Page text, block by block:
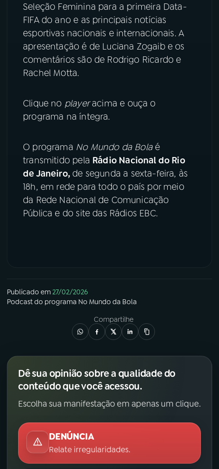
YouTube Facebook
Instagram X
TikTok
Seleção Feminina para a primeira Data-
FIFA do ano e as principais notícias
esportivas nacionais e internacionais. A
apresentação é de Luciana Zogaib e os
comentários são de Rodrigo Ricardo e
Rachel Motta.
Clique no playeracima e ouça o
programa na íntegra.
O programa No Mundo da Bolaé
transmitido pela Rádio Nacional do Rio
de Janeiro,de segunda a sexta-feira, às
18h, em rede para todo o país por meio
da Rede Nacional de Comunicação
Pública e do site das Rádios EBC.
Publicado em27/02/2026
Podcastdo programa No Mundo da Bola
Compartilhe
Dê sua opinião sobre a qualidade do
conteúdo que você acessou.
Escolha sua manifestação em apenas um clique.
DENÚNCIA
Relate irregularidades.